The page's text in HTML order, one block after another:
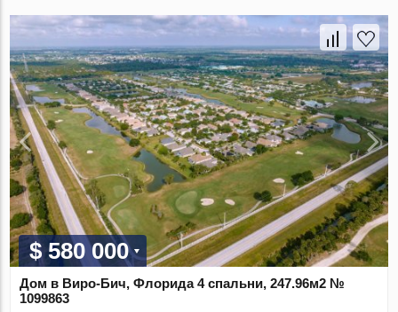
$ 580 000
Дом в Виро-Бич, Флорида 4 спальни, 247.96м2 №
1099863